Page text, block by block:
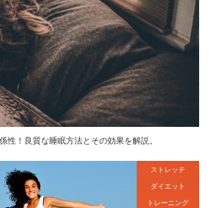
性！良質な睡眠方法とその効果を解説。
ストレッチ
ダイエット
トレーニング